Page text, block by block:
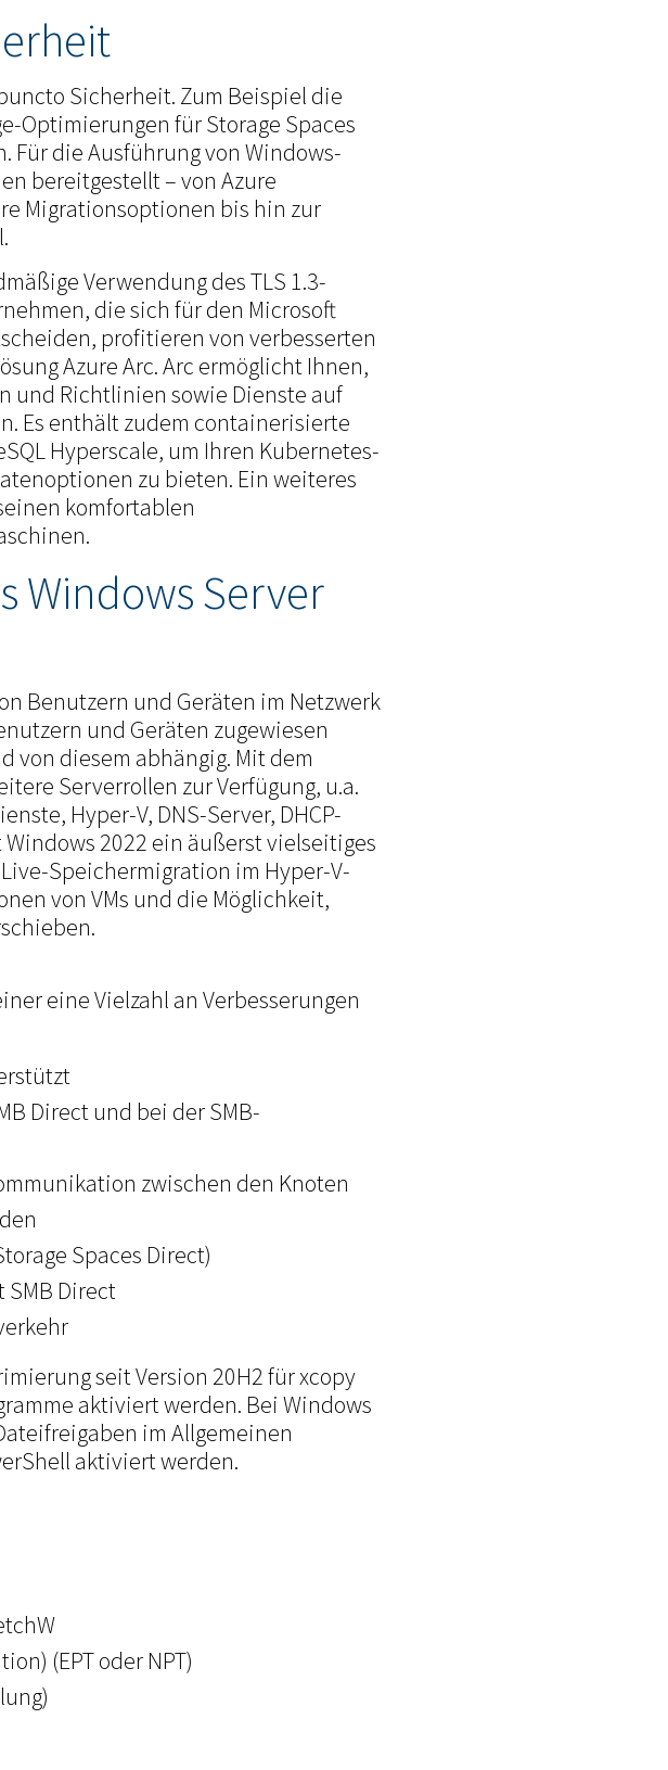
Sicherheit. Zum Beispiel die
Optimierungen für Storage Spaces
Für die Ausführung von Windows-
bereitgestellt – von Azure
Migrationsoptionen bis hin zur
Verwendung des TLS 1.3-
die sich für den Microsoft
profitieren von verbesserten
Azure Arc. Arc ermöglicht Ihnen,
und Richtlinien sowie Dienste auf
Es enthält zudem containerisierte
Hyperscale, um Ihren Kubernetes-
zu bieten. Ein weiteres
komfortablen
Windows Server
Benutzern und Geräten im Netzwerk
und Geräten zugewiesen
von diesem abhängig. Mit dem
Serverrollen zur Verfügung, u.a.
Hyper-V, DNS-Server, DHCP-
2022 ein äußerst vielseitiges
Speichermigration im Hyper-V-
von VMs und die Möglichkeit,
eine Vielzahl an Verbesserungen
Direct und bei der SMB-
zwischen den Knoten
Spaces Direct)
Direct
seit Version 20H2 für xcopy
aktiviert werden. Bei Windows
im Allgemeinen
aktiviert werden.
(EPT oder NPT)